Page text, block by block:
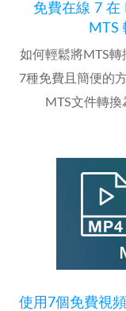
免費在線 7
MTS
如何輕鬆將MTS轉
7種免費且簡便的
MTS文件轉換
使用7個免費視